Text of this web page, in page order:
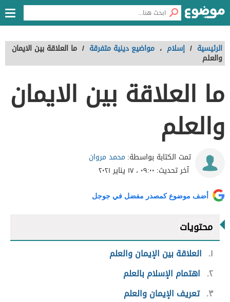
الرئيسية / إسلام ، مواضيع دينية متفرقة / ما العلاقة بين الايمان
والعلم
ما العلاقة بين الايمان
والعلم
تمت الكتابة بواسطة: محمد مروان
آخر تحديث: ٠٩:٠٠ ، ١٧ يناير ٢٠٢١
أضف موضوع كمصدر مفضل في جوجل
محتويات
١
العلاقة بين الإيمان والعلم
٢ اهتمام الإسلام بالعلم
٣ تعريف الإيمان والعلم